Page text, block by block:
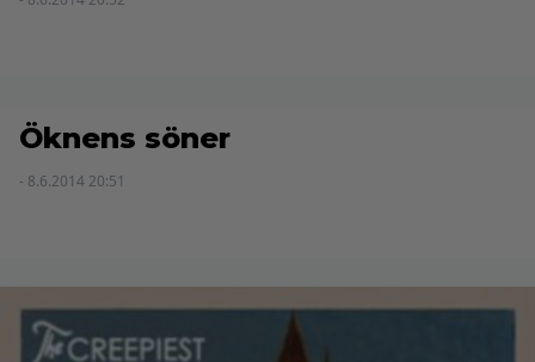
Öknens söner
- 8.6.2014 20:51